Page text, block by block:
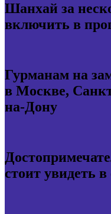
Шанхай за
включить в
Гурманам на
в Москве,
на-Дону
стоит увидеть